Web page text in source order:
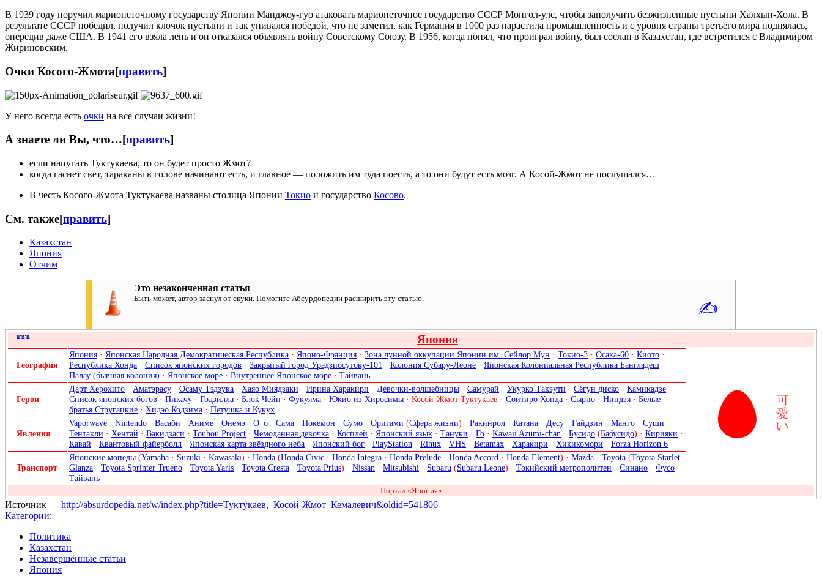
В 1939 году поручил марионеточному государству Японии Манджоу-гуо атаковать марионеточное государство СССР Монгол-улс, чтобы заполучить безжизненные пустыни Халхын-Хола. В
результате СССР победил, получил клочок пустыни и так упивался победой, что не заметил, как Германия в 1000 раз нарастила промышленность и с уровня страны третьего мира поднялась,
опередив даже США. В 1941 его взяла лень и он отказался объявлять войну Советскому Союзу. В 1956, когда понял, что проиграл войну, был сослан в Казахстан, где встретился с Владимиром
Жириновским.
Очки Косого-Жмота[править]
У него всегда есть очки на все случаи жизни!
А знаете ли Вы, что…[править]
если напугать Туктукаева, то он будет просто Жмот?
когда гаснет свет, тараканы в голове начинают есть, и главное — положить им туда поесть, а то они будут есть мозг. А Косой-Жмот не послушался…
В честь Косого-Жмота Туктукаева названы столица Японии Токио и государство Косово.
См. также[править]
Казахстан
Япония
Отчим
Это незаконченная статья
Быть может, автор заснул от скуки. Помогите Абсурдопедии расширить эту статью.
✍
п·о·в Япония
География
Япония · Японская Народная Демократическая Республика · Японо-Франция · Зона лунной оккупации Японии им. Сейлор Мун · Токио-3 · Осака-60 · Киото ·
Республика Хонда · Список японских городов · Закрытый город Урадзиосутоку-101 · Колония Субару-Леоне · Японская Колониальная Республика Бангладеш ·
Палау (бывшая колония) · Японское море · Внутреннее Японское море · Тайвань
Герои
Дарт Херохито · Аматэрасу · Осаму Тэдзука · Хаяо Миядзаки · Ирина Харакири · Девочки-волшебницы · Самурай · Укурко Такэути · Сёгун диско · Камикадзе ·
Список японских богов · Пикачу · Годзилла · Блок Чейн · Фукуяма · Юкио из Хиросимы · Косой-Жмот Туктукаев · Соитиро Хонда · Сырно · Ниндзя · Белые
братья Стругацкие · Хидэо Кодзима · Петушка и Кукух
Явления
Vaporwave · Nintendo · Васаби · Аниме · Онемэ · О_о · Сама · Покемон · Сумо · Оригами (Сфера жизни) · Ракинрол · Катана · Десу · Гайдзин · Манго · Суши ·
Тентакли · Хентай · Вакидзаси · Touhou Project · Чемоданная девочка · Косплей · Японский язык · Тануки · Го · Kawaii Azumi-chan · Бусидо (Бабусидо) · Кирияки ·
Кавай · Квантовый файерболл · Японская карта звёздного неба · Японский бог · PlayStation · Rinux · VHS · Betamax · Харакири · Хикикомори · Forza Horizon 6
Транспорт
Японские мопеды (Yamaha · Suzuki · Kawasaki) · Honda (Honda Civic · Honda Integra · Honda Prelude · Honda Accord · Honda Element) · Mazda · Toyota (Toyota Starlet
Glanza · Toyota Sprinter Trueno · Toyota Yaris · Toyota Cresta · Toyota Prius) · Nissan · Mitsubishi · Subaru (Subaru Leone) · Токийский метрополитен · Синано · Фусо ·
Тайвань
Портал «Япония»
Источник — http://absurdopedia.net/w/index.php?title=Туктукаев,_Косой-Жмот_Кемалевич&oldid=541806
Категории:
Политика
Казахстан
Незавершённые статьи
Япония